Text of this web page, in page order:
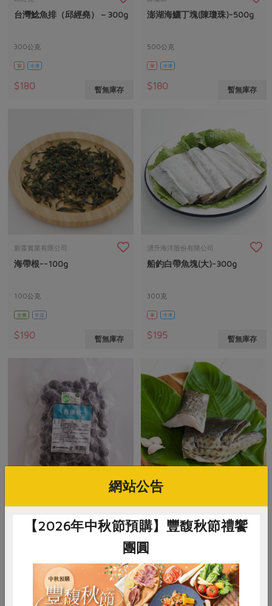
台灣鯰魚排（邱經堯）－300g
300公克
葷 冷凍
$180 暫無庫存
澎湖海鱺丁塊(陳瓊珠)-500g
500公克
葷 冷凍
$180 暫無庫存
新藻實業有限公司
海帶根--100g
100公克
全素 常溫
$190 暫無庫存
湧升海洋股份有限公司
船釣白帶魚塊(大)-300g
300克
葷 冷凍
$195 暫無庫存
冷凍
暫無庫存
御鑫水產企業有限公司
500公克
葷 冷凍
$200 暫無庫存
網站公告
【2026年中秋節預購】豐馥秋節禮饗
團圓